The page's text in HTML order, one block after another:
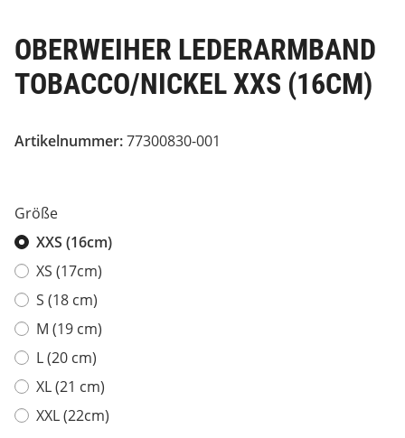
OBERWEIHER LEDERARMBAND
TOBACCO/NICKEL XXS (16CM)
Artikelnummer:77300830-001
Größe
XXS (16cm)
XS (17cm)
S (18 cm)
M (19 cm)
L (20 cm)
XL (21 cm)
XXL (22cm)